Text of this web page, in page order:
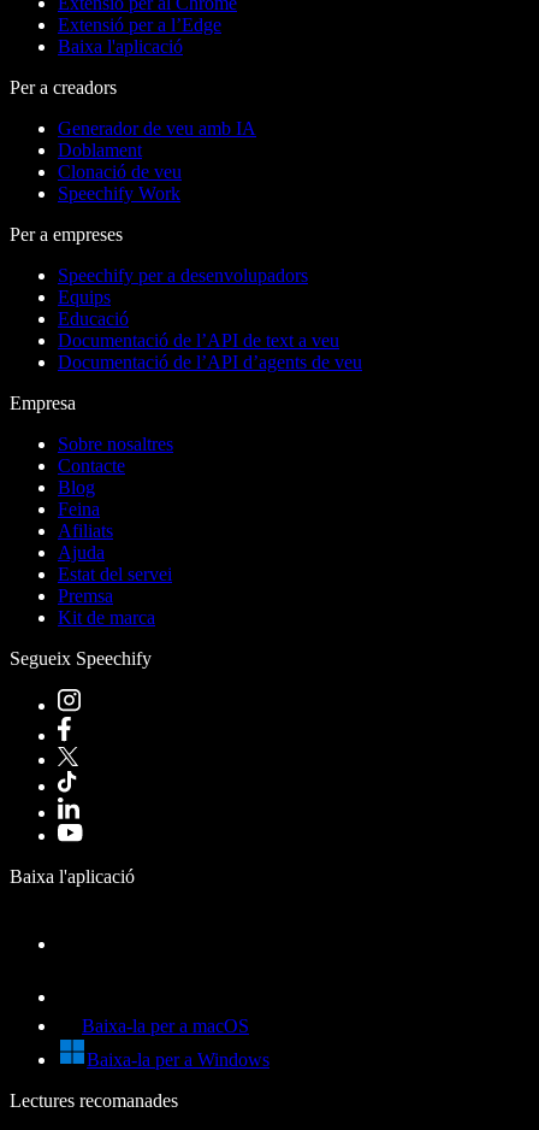
Extensió per a l’Edge
Baixa l'aplicació
Per a creadors
Generador de veu amb IA
Doblament
Clonació de veu
Speechify Work
Per a empreses
Speechify per a desenvolupadors
Equips
Educació
Documentació de l’API de text a veu
Documentació de l’API d’agents de veu
Empresa
Sobre nosaltres
Contacte
Blog
Feina
Afiliats
Ajuda
Estat del servei
Premsa
Kit de marca
Segueix Speechify
Baixa l'aplicació
Baixa-la per a macOS
Baixa-la per a Windows
Lectures recomanades